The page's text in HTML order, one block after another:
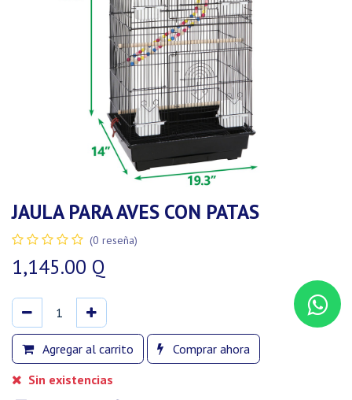
JAULA PARA AVES CON PATAS
(0 reseña)
1,145.00 Q
Agregar al carrito
Comprar ahora
Sin existencias